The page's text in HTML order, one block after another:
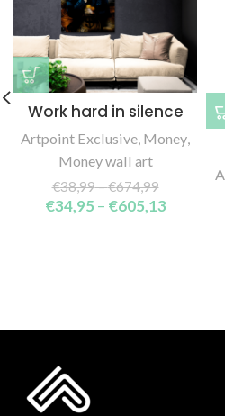
Work hard in silence
Artpoint Exclusive Money
Money wall art
€38,99–€674,99
€34,95 – €605,13